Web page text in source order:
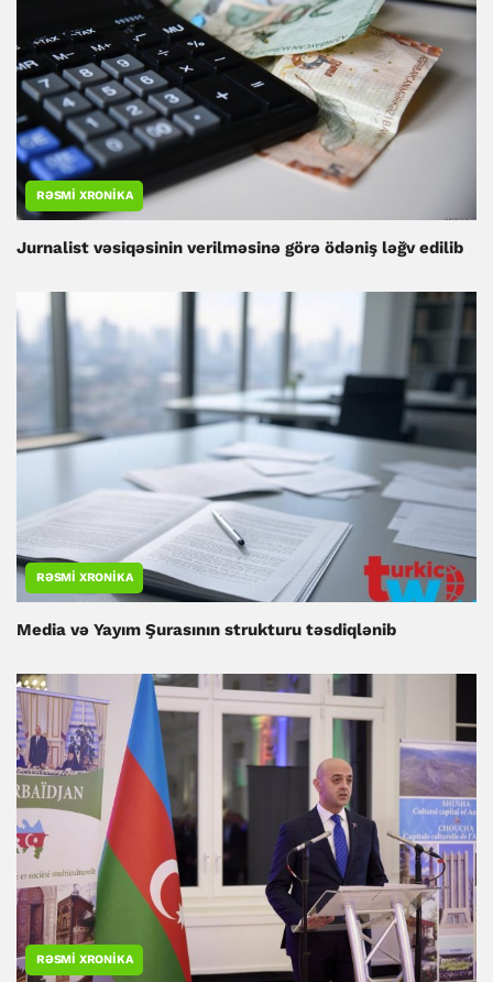
RƏSMI XRONIKA
Jurnalist vəsiqəsinin verilməsinə görə ödəniş ləğv edilib
RƏSMI XRONIKA
Media və Yayım Şurasının strukturu təsdiqlənib
RƏSMI XRONIKA